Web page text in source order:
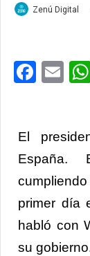
Zenú Digital
El
España.
primer día
habló con
su